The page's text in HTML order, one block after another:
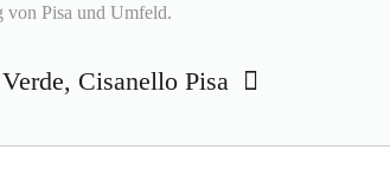
von Pisa und Umfeld.
Cisanello Pisa